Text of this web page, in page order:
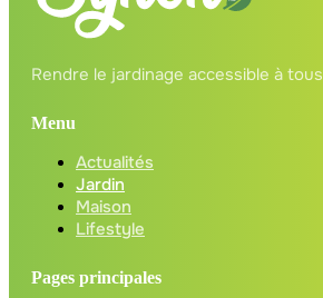
Rendre le jardinage accessible à tous
Menu
Actualités
Jardin
Maison
Lifestyle
Pages principales